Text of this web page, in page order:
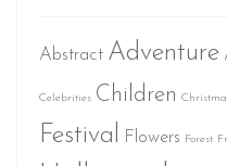
Abstract Adventure
Celebrities Children
Festival Flowers Forest